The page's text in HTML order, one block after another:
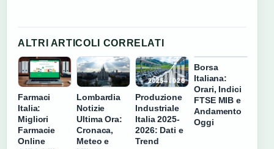
ALTRI ARTICOLI CORRELATI
Farmaci
Italia:
Migliori
Farmacie
Online
Lombardia
Notizie
Ultima Ora:
Cronaca,
Meteo e
Produzione
Industriale
Italia 2025-
2026: Dati e
Trend
Borsa
Italiana:
Orari, Indici
FTSE MIB e
Andamento
Oggi